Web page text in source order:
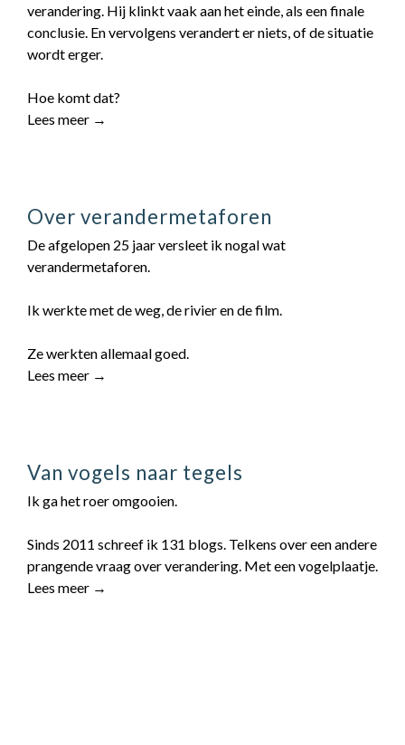
verandering. Hij klinkt vaak aan het einde, als een finale
conclusie. En vervolgens verandert er niets, of de situatie
wordt erger.
Hoe komt dat?
Lees meer →
Over verandermetaforen
De afgelopen 25 jaar versleet ik nogal wat
verandermetaforen.
Ik werkte met de weg, de rivier en de film.
Ze werkten allemaal goed.
Lees meer →
Van vogels naar tegels
Ik ga het roer omgooien.
Sinds 2011 schreef ik 131 blogs. Telkens over een andere
prangende vraag over verandering. Met een vogelplaatje.
Lees meer →